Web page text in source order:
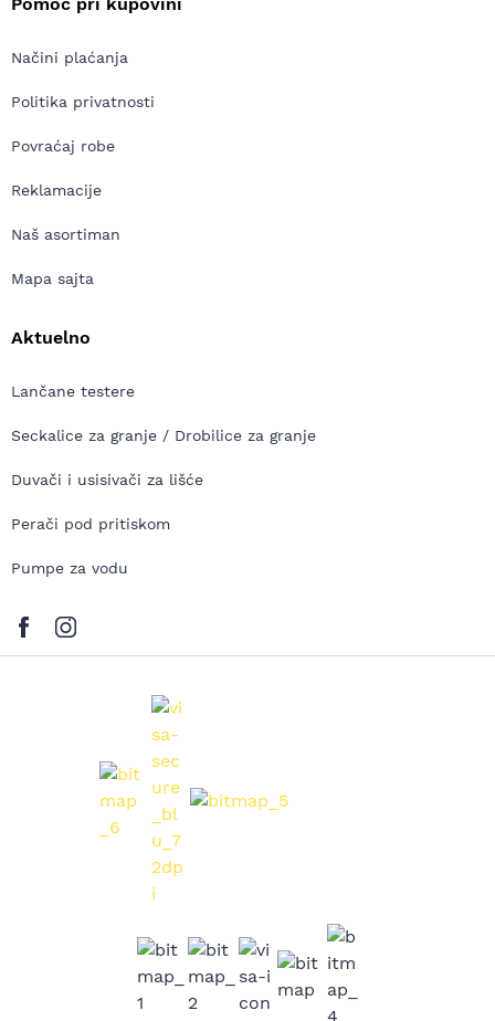
Načini plaćanja
Politika privatnosti
Povraćaj robe
Reklamacije
Naš asortiman
Mapa sajta
Aktuelno
Lančane testere
Seckalice za granje / Drobilice za granje
Duvači i usisivači za lišće
Perači pod pritiskom
Pumpe za vodu